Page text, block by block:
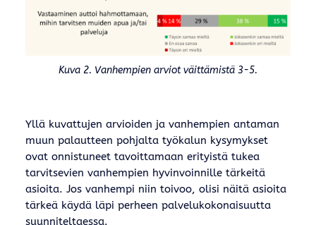
Kuva 2. Vanhempien arviot väittämistä 3-5.
Yllä kuvattujen arvioiden ja vanhempien antaman
muun palautteen pohjalta työkalun kysymykset
ovat onnistuneet tavoittamaan erityistä tukea
tarvitsevien vanhempien hyvinvoinnille tärkeitä
asioita. Jos vanhempi niin toivoo, olisi näitä asioita
tärkeä käydä läpi perheen palvelukokonaisuutta
suunniteltaessa.